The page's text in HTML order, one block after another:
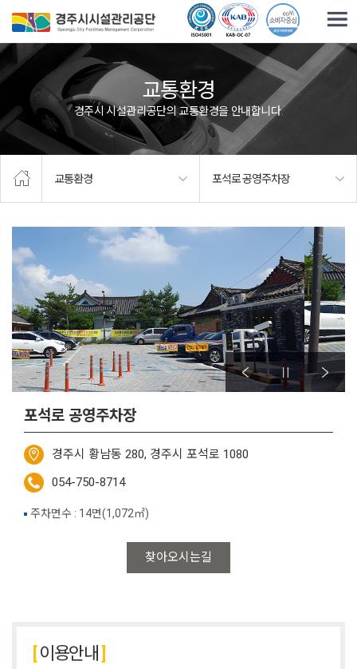
교통환경
경주시 시설관리공단의 교통환경을 안내합니다.
교통환경 포석로 공영주차장
포석로 공영주차장
경주시 황남동 280, 경주시 포석로 1080
054-750-8714
찾아오시는길
주차면수 : 14면(1,072㎡)
이용안내